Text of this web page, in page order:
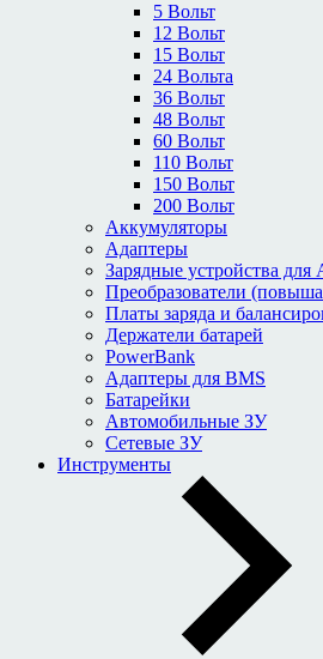
5 Вольт
12 Вольт
15 Вольт
24 Вольта
36 Вольт
48 Вольт
60 Вольт
110 Вольт
150 Вольт
200 Вольт
Аккумуляторы
Адаптеры
Зарядные устройства
Преобразователи
Платы заряда и
Держатели батарей
PowerBank
Адаптеры для BMS
Батарейки
Автомобильные ЗУ
Сетевые ЗУ
Инструменты